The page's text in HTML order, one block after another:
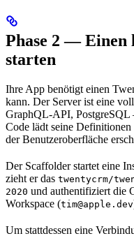
Phase 2 — Einen
starten
Ihre App benötigt einen
kann. Der Server ist eine
GraphQL-API,
Code lädt seine
der Benutzeroberfläche
Der Scaffolder startet eine
zieht er das twentycrm/
2020 und authentifiziert die
Workspace (tim@apple.dev
Um stattdessen eine